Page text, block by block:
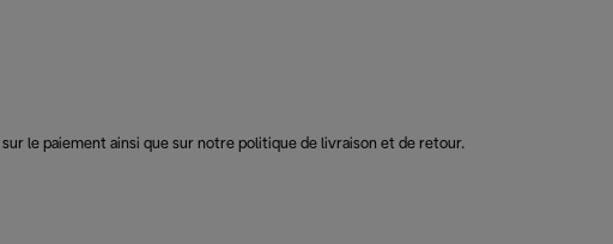
le paiement ainsi que sur notre politique de livraison et de retour.